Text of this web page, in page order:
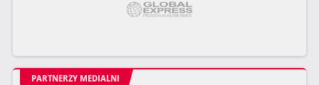
PARTNERZY MEDIALNI